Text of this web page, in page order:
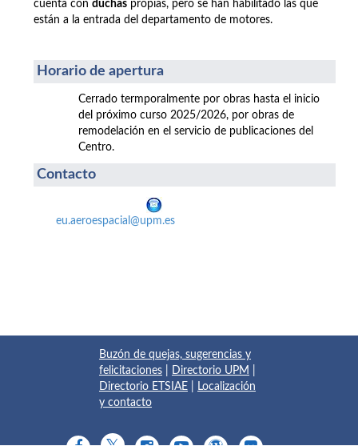
cuenta con duchas propias, pero se han habilitado las que
están a la entrada del departamento de motores.
Horario de apertura
Cerrado termporalmente por obras hasta el inicio
del próximo curso 2025/2026, por obras de
remodelación en el servicio de publicaciones del
Centro.
Contacto
eu.aeroespacial@upm.es
Buzón de quejas, sugerencias y
felicitaciones
Directorio UPM
Directorio ETSIAE
Localización
y contacto